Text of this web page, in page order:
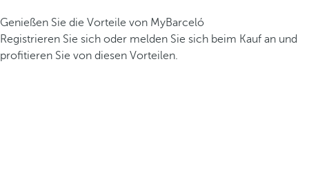
Genießen Sie die Vorteile von MyBarceló
Registrieren Sie sich oder melden Sie sich beim Kauf an und
profitieren Sie von diesen Vorteilen.